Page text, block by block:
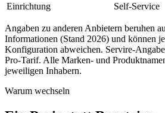
Einrichtung
Self-Service
Angaben zu anderen Anbietern beruhen
Informationen (Stand 2026) und können
Konfiguration abweichen. Servire-
Pro-Tarif. Alle Marken- und
jeweiligen Inhabern.
Warum wechseln